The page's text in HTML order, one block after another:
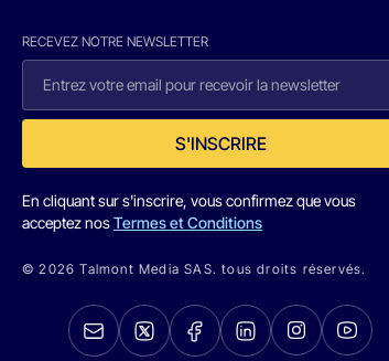
RECEVEZ NOTRE NEWSLETTER
S'INSCRIRE
En cliquant sur s'inscrire, vous confirmez que vous
acceptez nosTermes et Conditions
© 2026 Talmont Media SAS. tous droits réservés.